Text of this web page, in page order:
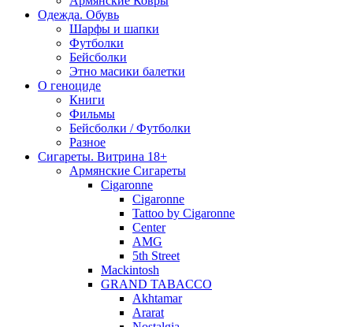
Одежда. Обувь
Шарфы и шапки
Футболки
Бейсболки
Этно масики балетки
О геноциде
Книги
Фильмы
Бейсболки / Футболки
Разное
Сигареты. Витрина 18+
Армянские Сигареты
Cigaronne
Cigaronne
Tattoo by Cigaronne
Center
AMG
5th Street
Mackintosh
GRAND TABACCO
Akhtamar
Ararat